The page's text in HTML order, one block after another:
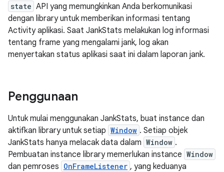
state API yang memungkinkan Anda berkomunikasi
dengan library untuk memberikan informasi tentang
Activity aplikasi. Saat JankStats melakukan log informasi
tentang frame yang mengalami jank, log akan
menyertakan status aplikasi saat ini dalam laporan jank.
Penggunaan
Untuk mulai menggunakan JankStats, buat instance dan
aktifkan library untuk setiap Window . Setiap objek
JankStats hanya melacak data dalam Window .
Pembuatan instance library memerlukan instance Window
dan pemroses OnFrameListener , yang keduanya